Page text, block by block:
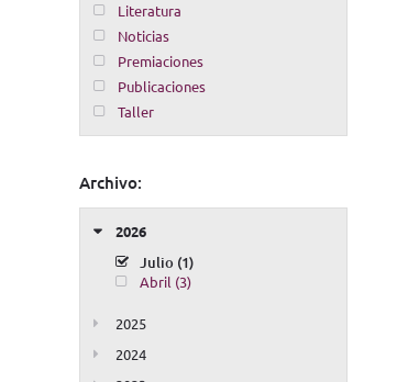
Literatura
Noticias
Premiaciones
Publicaciones
Taller
Archivo:
2026
Julio (1)
Abril (3)
2025
2024